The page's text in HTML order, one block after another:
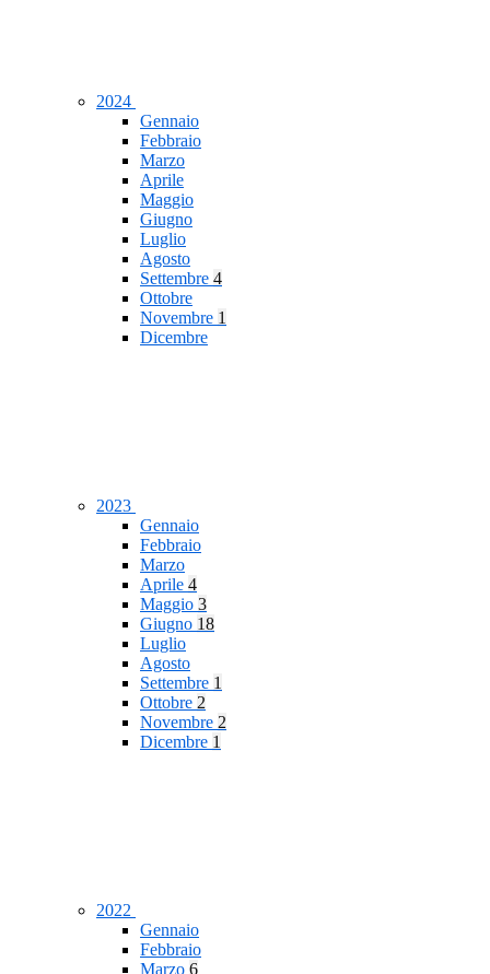
2024
Gennaio
Febbraio
Marzo
Aprile
Maggio
Giugno
Luglio
Agosto
Settembre 4
Ottobre
Novembre 1
Dicembre
2023
Gennaio
Febbraio
Marzo
Aprile 4
Maggio 3
Giugno 18
Luglio
Agosto
Settembre 1
Ottobre 2
Novembre 2
Dicembre 1
2022
Gennaio
Febbraio
Marzo 6